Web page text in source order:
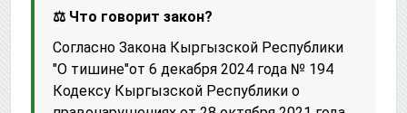
⚖️ Что говорит закон?
Согласно Закона Кыргызской Республики
"О тишине"от 6 декабря 2024 года № 194
Кодексу Кыргызской Республики о